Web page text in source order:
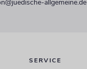
allgemeine.de
SERVICE